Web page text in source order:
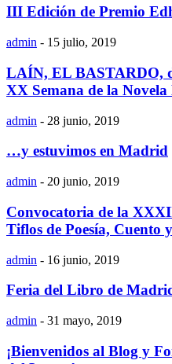
III Edición de Premio
admin - 15 julio, 2019
LAÍN, EL BASTARDO,
XX Semana de la Novela
admin - 28 junio, 2019
…y estuvimos en Madrid
admin - 20 junio, 2019
Convocatoria de la
Tiflos de Poesía, Cuento
admin - 16 junio, 2019
Feria del Libro de
admin - 31 mayo, 2019
¡Bienvenidos al Blog y